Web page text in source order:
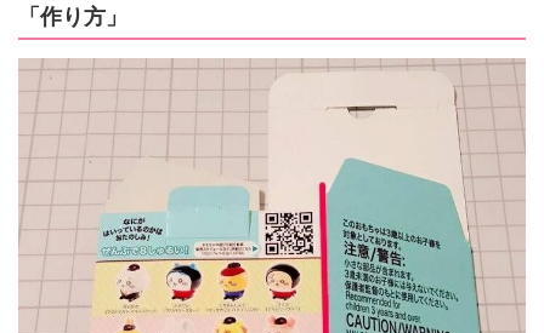
「作り方」